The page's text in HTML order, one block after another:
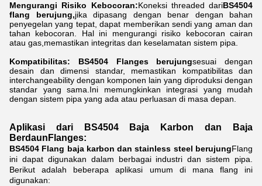
Mengurangi Risiko Kebocoran:Koneksi threaded dariBS4504
flang berujung,jika dipasang dengan benar dengan bahan
penyegelan yang tepat, dapat memberikan sendi yang aman dan
tahan kebocoran. Hal ini mengurangi risiko kebocoran cairan
atau gas,memastikan integritas dan keselamatan sistem pipa.
Kompatibilitas: BS4504 Flanges berujungsesuai dengan
desain dan dimensi standar, memastikan kompatibilitas dan
interchangeability dengan komponen lain yang diproduksi dengan
standar yang sama.Ini memungkinkan integrasi yang mudah
dengan sistem pipa yang ada atau perluasan di masa depan.
Aplikasi dari BS4504 Baja Karbon dan Baja
Berdaun Flanges:
BS4504 Flang baja karbon dan stainless steel berujungFlang
ini dapat digunakan dalam berbagai industri dan sistem pipa.
Berikut adalah beberapa aplikasi umum di mana flang ini
digunakan: